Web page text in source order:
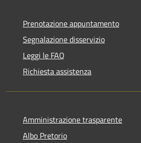
Prenotazione appuntamento
Segnalazione disservizio
Leggi le FAQ
Richiesta assistenza
Amministrazione trasparente
Albo Pretorio